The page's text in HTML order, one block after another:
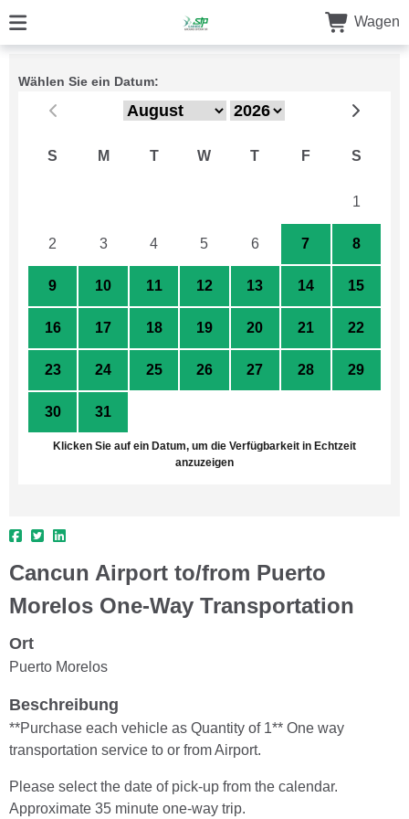
Wagen
Wählen Sie ein Datum:
S M T W T F S
1
2 3 4 5 6 7 8
9 10 11 12 13 14 15
16 17 18 19 20 21 22
23 24 25 26 27 28 29
30 31
Klicken Sie auf ein Datum, um die Verfügbarkeit in Echtzeit
anzuzeigen
Cancun Airport to/from Puerto
Morelos One-Way Transportation
Ort
Puerto Morelos
Beschreibung
**Purchase each vehicle as Quantity of 1** One way
transportation service to or from Airport.
Please select the date of pick-up from the calendar.
Approximate 35 minute one-way trip.